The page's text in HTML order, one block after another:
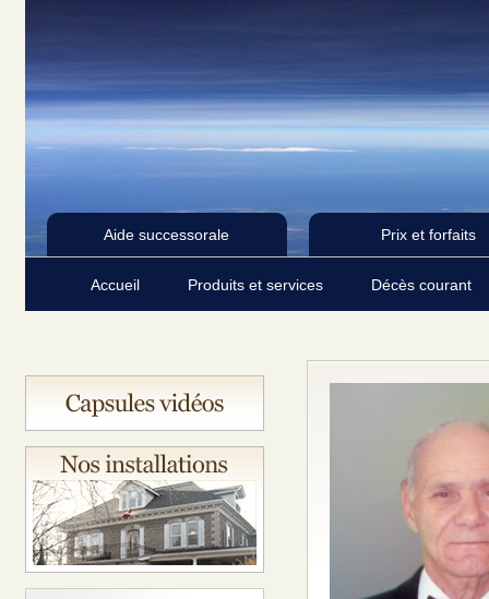
Aide successorale Prix et forfaits
Accueil Produits et services Décès courant